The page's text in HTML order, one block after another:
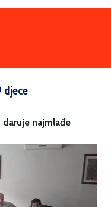
djece
najmlađe